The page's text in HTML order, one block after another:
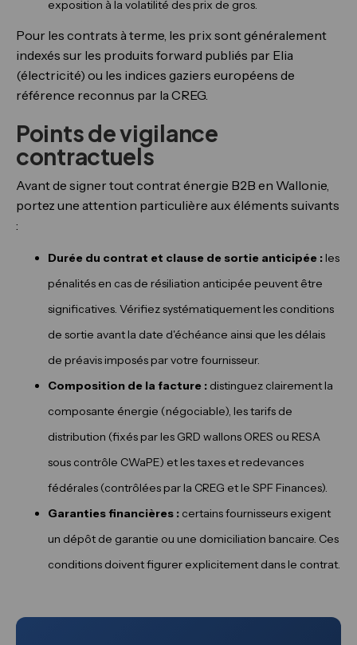
exposition à la volatilité des prix de gros.
Pour les contrats à terme, les prix sont généralement
indexés sur les produits forward publiés par Elia
(électricité) ou les indices gaziers européens de
référence reconnus par la CREG.
Points de vigilance
contractuels
Avant de signer tout contrat énergie B2B en Wallonie,
portez une attention particulière aux éléments suivants
:
Durée du contrat et clause de sortie anticipée : les
pénalités en cas de résiliation anticipée peuvent être
significatives. Vérifiez systématiquement les conditions
de sortie avant la date d'échéance ainsi que les délais
de préavis imposés par votre fournisseur.
Composition de la facture : distinguez clairement la
composante énergie (négociable), les tarifs de
distribution (fixés par les GRD wallons ORES ou RESA
sous contrôle CWaPE) et les taxes et redevances
fédérales (contrôlées par la CREG et le SPF Finances).
Garanties financières : certains fournisseurs exigent
un dépôt de garantie ou une domiciliation bancaire. Ces
conditions doivent figurer explicitement dans le contrat.